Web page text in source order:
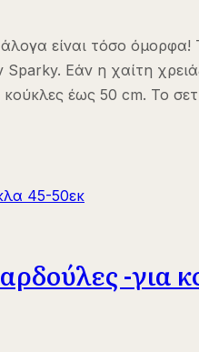
είναι τόσο
Sparky. Εάν η χαίτη
έως 50 cm. Το
-για